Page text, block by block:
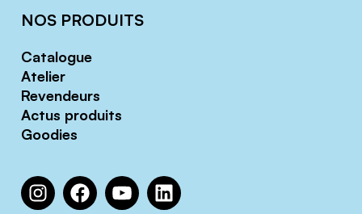
NOS PRODUITS
Catalogue
Atelier
Revendeurs
Actus produits
Goodies